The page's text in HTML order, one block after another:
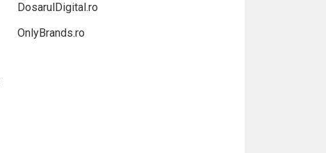
DosarulDigital.ro
OnlyBrands.ro